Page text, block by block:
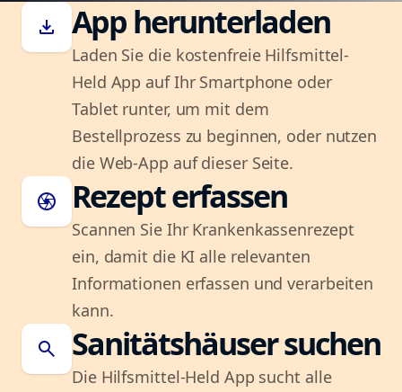
download App herunterladen
Laden Sie die kostenfreie Hilfsmittel-
Held App auf Ihr Smartphone oder
Tablet runter, um mit dem
Bestellprozess zu beginnen, oder nutzen
die Web-App auf dieser Seite.
camera Rezept erfassen
Scannen Sie Ihr Krankenkassenrezept
ein, damit die KI alle relevanten
Informationen erfassen und verarbeiten
kann.
search Sanitätshäuser suchen
Die Hilfsmittel-Held App sucht alle